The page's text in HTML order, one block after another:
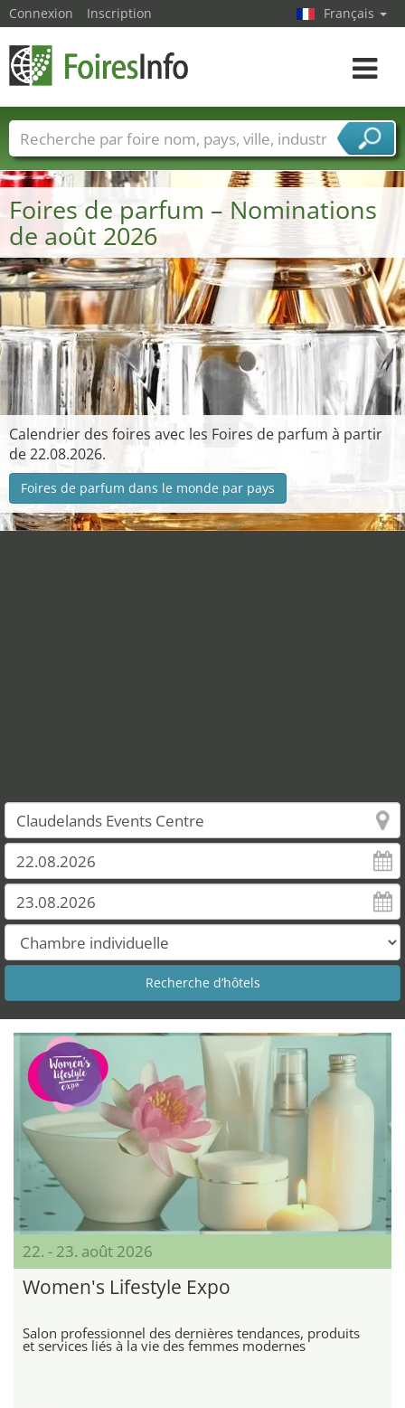
Foires de parfum – Nominations
de août 2026
Calendrier des foires avec les Foires de parfum à partir
de 22.08.2026.
Foires de parfum dans le monde par pays
22. - 23. août 2026
Women's Lifestyle Expo
Salon professionnel des dernières tendances, produits
et services liés à la vie des femmes modernes
Connexion Inscription Français
Toggle
Foire noms Pays Villes
Secteurs de foire
Secteurs du fournisseur de services